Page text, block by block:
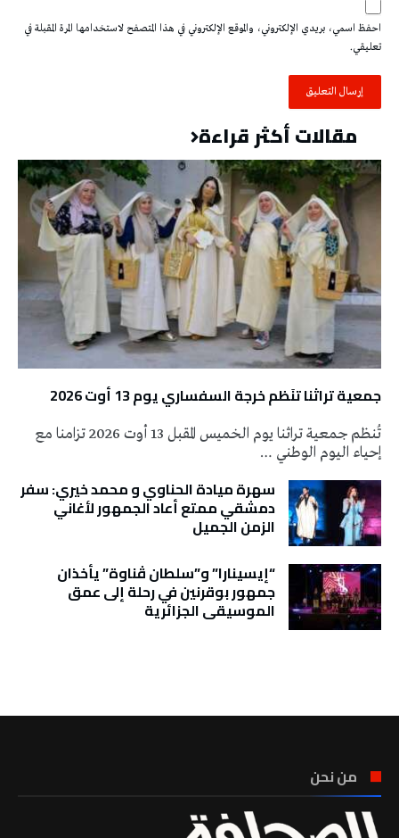
احفظ اسمي، بريدي الإلكتروني، والموقع الإلكتروني في هذا المتصفح لاستخدامها المرة المقبلة في
تعليقي.
مقالات أكثر قراءة
جمعية تراثنا تنَظم خرجة السفساري يوم 13 أوت 2026
تُنظم جمعية تراثنا يوم الخميس المقبل 13 أوت 2026 تزامنا مع
إحياء اليوم الوطني …
سهرة ميادة الحناوي و محمد خيري: سفر
دمشقي ممتع أعاد الجمهور لأغاني
الزمن الجميل
“إيسينارا” و”سلطان ڤناوة” يأخذان
جمهور بوقرنين في رحلة إلى عمق
الموسيقى الجزائرية
من نحن